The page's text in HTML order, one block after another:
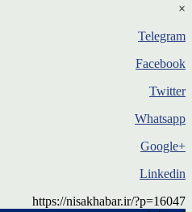
×
Telegram
Facebook
Twitter
Whatsapp
+Google
Linkedin
https://nisakhabar.ir/?p=16047